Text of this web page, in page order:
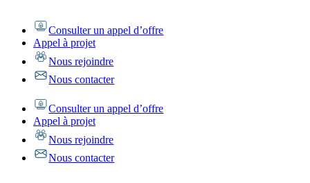
Consulter un appel d’offre
Appel à projet
Nous rejoindre
Nous contacter
Consulter un appel d’offre
Appel à projet
Nous rejoindre
Nous contacter